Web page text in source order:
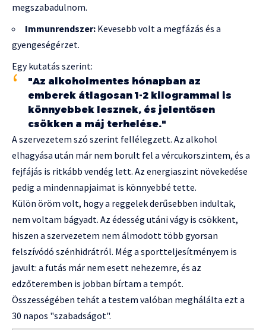
megszabadulnom.
Immunrendszer: Kevesebb volt a megfázás és a
gyengeségérzet.
Egy kutatás szerint:
"Az alkoholmentes hónapban az
emberek átlagosan 1-2 kilogrammal is
könnyebbek lesznek, és jelentősen
csökken a máj terhelése."
A szervezetem szó szerint fellélegzett. Az alkohol
elhagyása után már nem borult fel a vércukorszintem, és a
fejfájás is ritkább vendég lett. Az energiaszint növekedése
pedig a mindennapjaimat is könnyebbé tette.
Külön öröm volt, hogy a reggelek derűsebben indultak,
nem voltam bágyadt. Az édesség utáni vágy is csökkent,
hiszen a szervezetem nem álmodott több gyorsan
felszívódó szénhidrátról. Még a sportteljesítményem is
javult: a futás már nem esett nehezemre, és az
edzőteremben is jobban bírtam a tempót.
Összességében tehát a testem valóban meghálálta ezt a
30 napos "szabadságot".